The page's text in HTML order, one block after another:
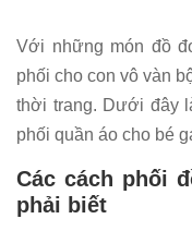
Với những món đồ
phối cho con vô vàn
thời trang. Dưới đây
phối quần áo cho bé
Các cách phối
phải biết